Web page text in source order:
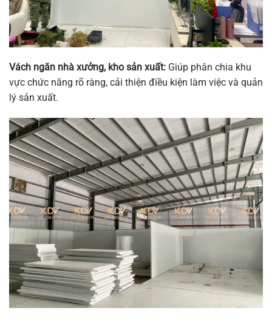
Vách ngăn nhà xưởng, kho sản xuất: Giúp phân chia khu
vực chức năng rõ ràng, cải thiện điều kiện làm việc và quản
lý sản xuất.